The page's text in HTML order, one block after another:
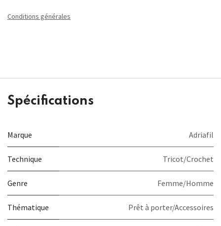
Conditions générales
Spécifications
Marque Adriafil
Technique Tricot/Crochet
Genre Femme/Homme
Thématique Prêt à porter/Accessoires